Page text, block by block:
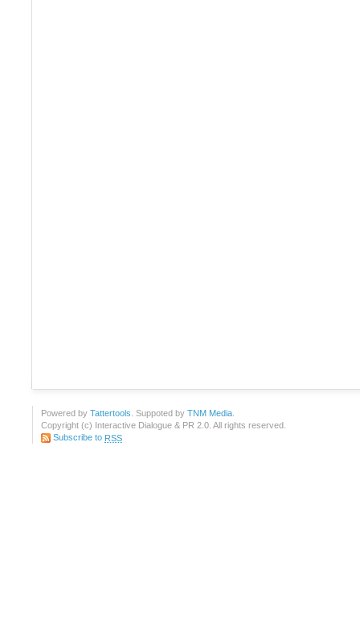
Powered by Tattertools . Suppoted by TNM Media
Copyright (c) Interactive Dialogue & PR 2.0. All rights reserved.
Subscribe to RSS